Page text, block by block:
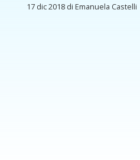
17 dic 2018 di Emanuela Castelli